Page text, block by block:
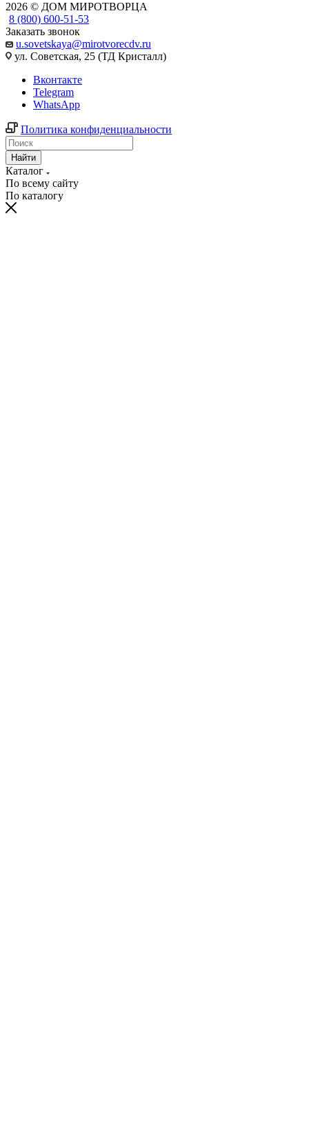
2026 © ДОМ МИРОТВОРЦА
8 (800) 600-51-53
Заказать звонок
u.sovetskaya@mirotvorecdv.ru
ул. Советская, 25 (ТД Кристалл)
Вконтакте
Telegram
WhatsApp
Политика конфиденциальности
Найти
Каталог
По всему сайту
По каталогу